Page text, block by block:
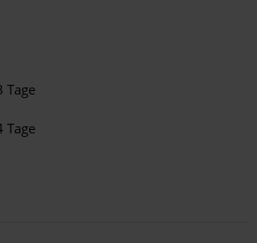
Tage
Tage